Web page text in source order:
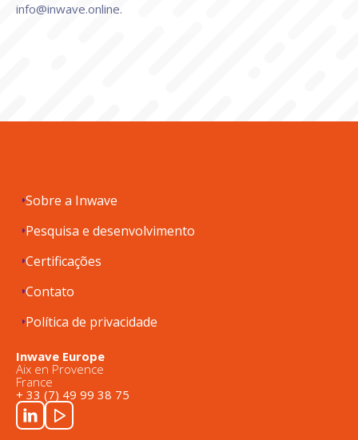
info@inwave.online.
Sobre a Inwave
Pesquisa e desenvolvimento
Certificações
Contato
Política de privacidade
Inwave Europe
Aix en Provence
France
+ 33 (7) 49 99 38 75